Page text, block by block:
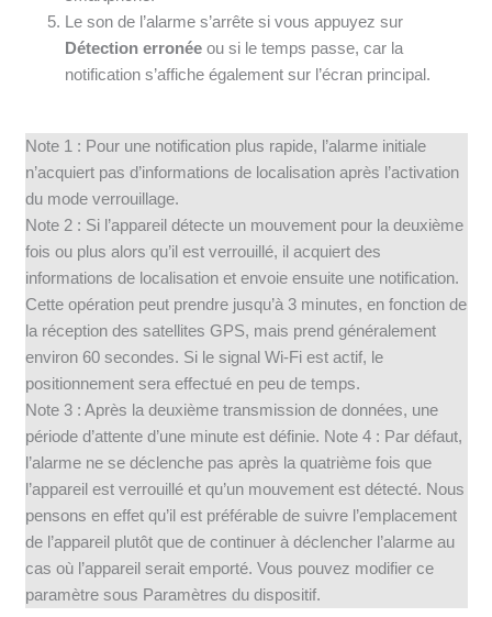
Le son de l’alarme s’arrête si vous appuyez sur
Détection erronéeou si le temps passe, car la
notification s’affiche également sur l’écran principal.
Note 1 : Pour une notification plus rapide, l’alarme initiale
n’acquiert pas d’informations de localisation après l’activation
du mode verrouillage.
Note 2 : Si l’appareil détecte un mouvement pour la deuxième
fois ou plus alors qu’il est verrouillé, il acquiert des
informations de localisation et envoie ensuite une notification.
Cette opération peut prendre jusqu’à 3 minutes, en fonction de
la réception des satellites GPS, mais prend généralement
environ 60 secondes. Si le signal Wi-Fi est actif, le
positionnement sera effectué en peu de temps.
Note 3 : Après la deuxième transmission de données, une
période d’attente d’une minute est définie. Note 4 : Par défaut,
l’alarme ne se déclenche pas après la quatrième fois que
l’appareil est verrouillé et qu’un mouvement est détecté. Nous
pensons en effet qu’il est préférable de suivre l’emplacement
de l’appareil plutôt que de continuer à déclencher l’alarme au
cas où l’appareil serait emporté. Vous pouvez modifier ce
paramètre sous Paramètres du dispositif.